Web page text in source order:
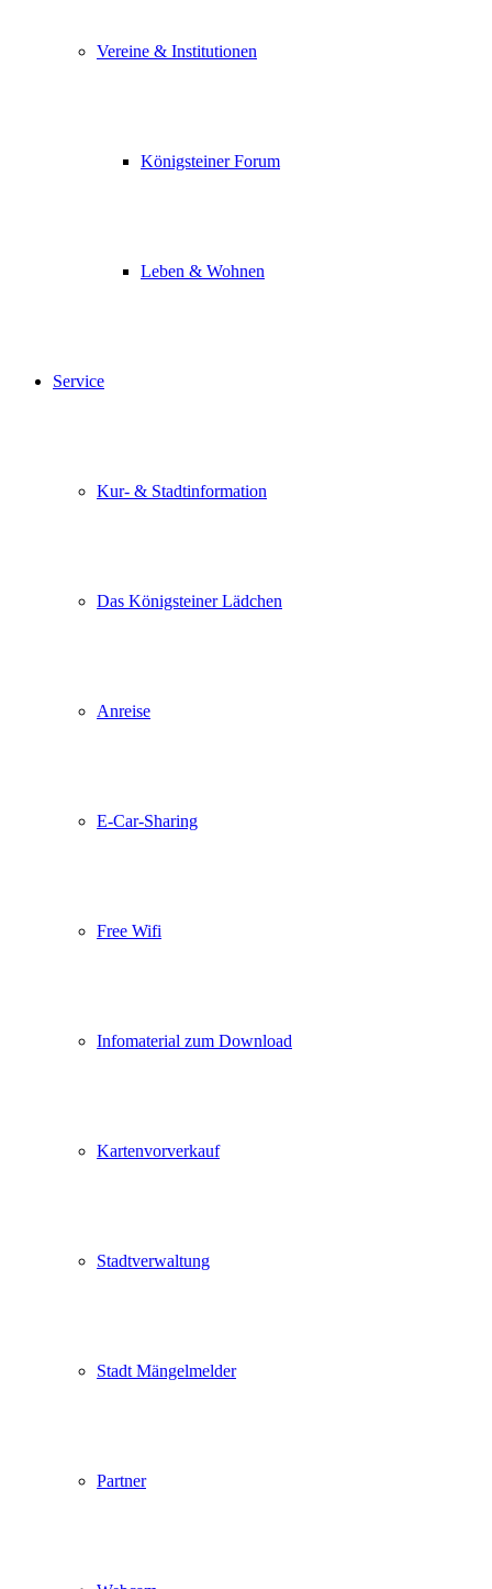
Vereine & Institutionen
Königsteiner Forum
Leben & Wohnen
Service
Kur- & Stadtinformation
Das Königsteiner Lädchen
Anreise
E-Car-Sharing
Free Wifi
Infomaterial zum Download
Kartenvorverkauf
Stadtverwaltung
Stadt Mängelmelder
Partner